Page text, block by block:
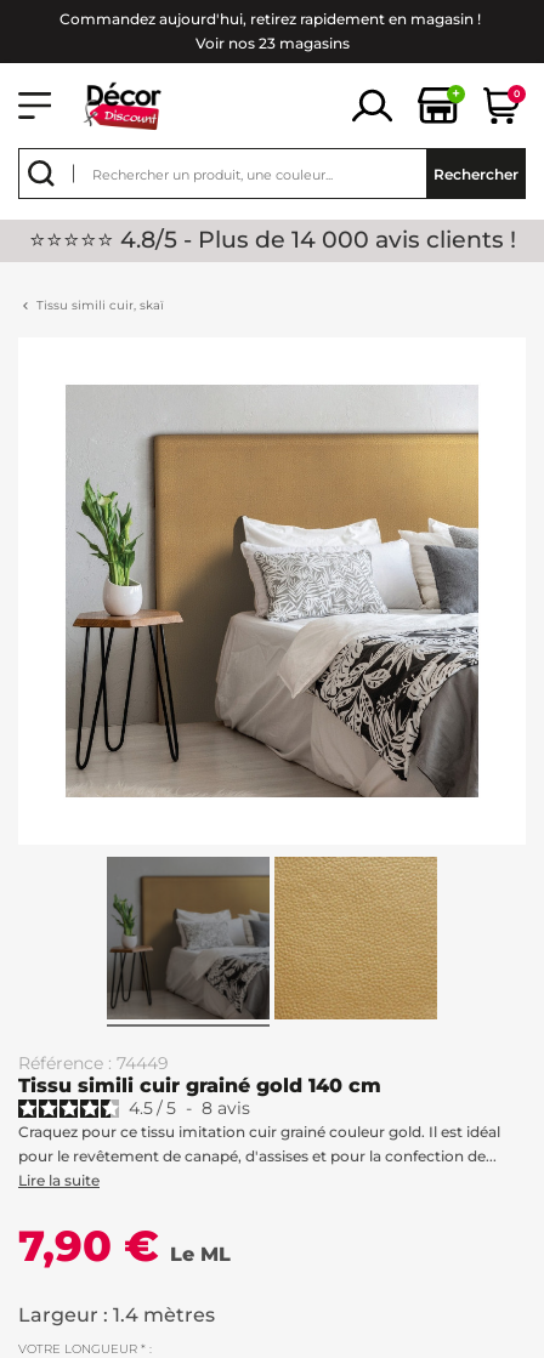
Commandez aujourd'hui, retirez rapidement en magasin !
Voir nos 23 magasins
+ 0
Rechercher
⭐⭐⭐⭐⭐ 4.8/5 - Plus de 14 000 avis clients !
Tissu simili cuir, skaï
Référence : 74449
Tissu simili cuir grainé gold 140 cm
4.5/5 - 8 avis
Craquez pour ce tissu imitation cuir grainé couleur gold. Il est idéal
pour le revêtement de canapé, d'assises et pour la confection de...
Lire la suite
7,90 € Le ML
Largeur : 1.4 mètres
VOTRE LONGUEUR * :